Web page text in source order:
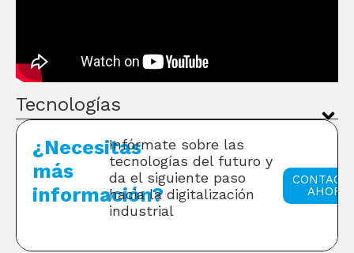
Tecnologías
¿Necesitas
más
información?
Infórmate sobre las
tecnologías del futuro y
da el siguiente paso
hacia la digitalización
industrial
AHORA